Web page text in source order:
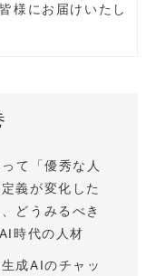
様にお届けいたし
て「優秀な人
義が変化した
どうみるべき
代の人材
成AIのチャッ